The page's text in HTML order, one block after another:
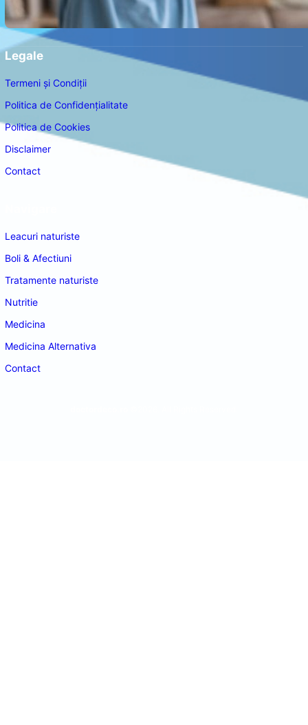
Legale
Termeni și Condiții
Politica de Confidențialitate
Politica de Cookies
Disclaimer
Contact
Leacuri naturiste
Boli & Afectiuni
Tratamente naturiste
Nutritie
Medicina
Medicina Alternativa
Contact